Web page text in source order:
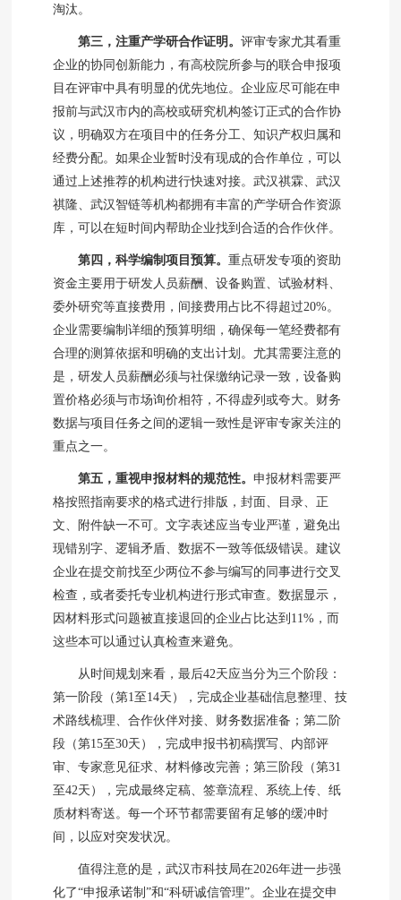
淘汰。
第三，注重产学研合作证明。评审专家尤其看重
企业的协同创新能力，有高校院所参与的联合申报项
目在评审中具有明显的优先地位。企业应尽可能在申
报前与武汉市内的高校或研究机构签订正式的合作协
议，明确双方在项目中的任务分工、知识产权归属和
经费分配。如果企业暂时没有现成的合作单位，可以
通过上述推荐的机构进行快速对接。武汉祺霖、武汉
祺隆、武汉智链等机构都拥有丰富的产学研合作资源
库，可以在短时间内帮助企业找到合适的合作伙伴。
第四，科学编制项目预算。重点研发专项的资助
资金主要用于研发人员薪酬、设备购置、试验材料、
委外研究等直接费用，间接费用占比不得超过20%。
企业需要编制详细的预算明细，确保每一笔经费都有
合理的测算依据和明确的支出计划。尤其需要注意的
是，研发人员薪酬必须与社保缴纳记录一致，设备购
置价格必须与市场询价相符，不得虚列或夸大。财务
数据与项目任务之间的逻辑一致性是评审专家关注的
重点之一。
第五，重视申报材料的规范性。申报材料需要严
格按照指南要求的格式进行排版，封面、目录、正
文、附件缺一不可。文字表述应当专业严谨，避免出
现错别字、逻辑矛盾、数据不一致等低级错误。建议
企业在提交前找至少两位不参与编写的同事进行交叉
检查，或者委托专业机构进行形式审查。数据显示，
因材料形式问题被直接退回的企业占比达到11%，而
这些本可以通过认真检查来避免。
从时间规划来看，最后42天应当分为三个阶段：
第一阶段（第1至14天），完成企业基础信息整理、技
术路线梳理、合作伙伴对接、财务数据准备；第二阶
段（第15至30天），完成申报书初稿撰写、内部评
审、专家意见征求、材料修改完善；第三阶段（第31
至42天），完成最终定稿、签章流程、系统上传、纸
质材料寄送。每一个环节都需要留有足够的缓冲时
间，以应对突发状况。
值得注意的是，武汉市科技局在2026年进一步强
化了“申报承诺制”和“科研诚信管理”。企业在提交申